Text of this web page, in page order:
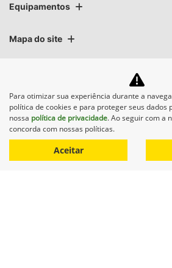
Equipamentos
Mapa do site
No trânsito, enxergar o outro
Para otimizar sua experiência durante a
política de cookies e para proteger seus dados
nossa política de privacidade. Ao seguir com a
concorda com nossas políticas.
Aceitar